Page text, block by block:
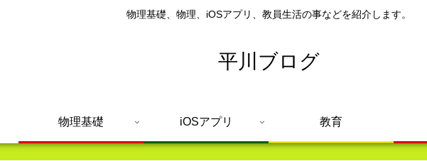
物理基礎、物理、iOSアプリ、教員生活の事などを紹介します。
平川ブログ
物理基礎 iOSアプリ 教育